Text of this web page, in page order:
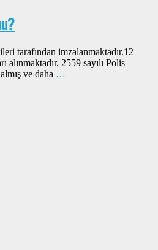
tarafından imzalanmaktadır.12
alınmaktadır. 2559 sayılı Polis
ve daha …